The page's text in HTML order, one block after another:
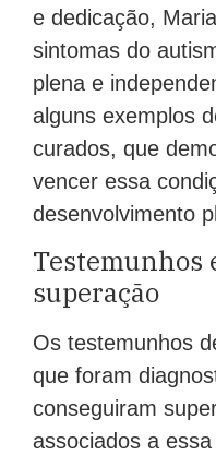
e dedicação,
sintomas do
plena e
alguns exemplos
curados, que
vencer essa
desenvolvimento
Testemunhos
superação
Os testemunhos
que foram
conseguiram
associados a